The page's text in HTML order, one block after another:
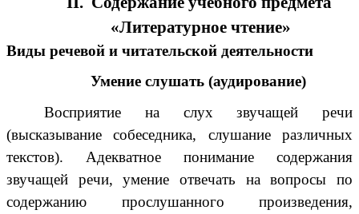
«Литературное чтение»
Виды речевой и читательской деятельности
Умение слушать (аудирование)
Восприятие на слух звучащей речи
(высказывание собеседника, слушание различных
текстов). Адекватное понимание содержания
звучащей речи, умение отвечать на вопросы по
содержанию прослушанного произведения,